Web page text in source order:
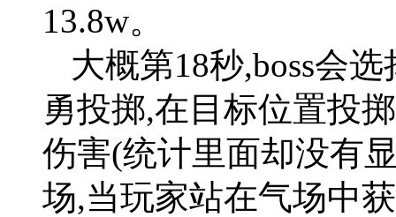
13.8w。
大概第18秒,boss会
勇投掷,在目标位置投
伤害(统计里面却没有
场,当玩家站在气场中